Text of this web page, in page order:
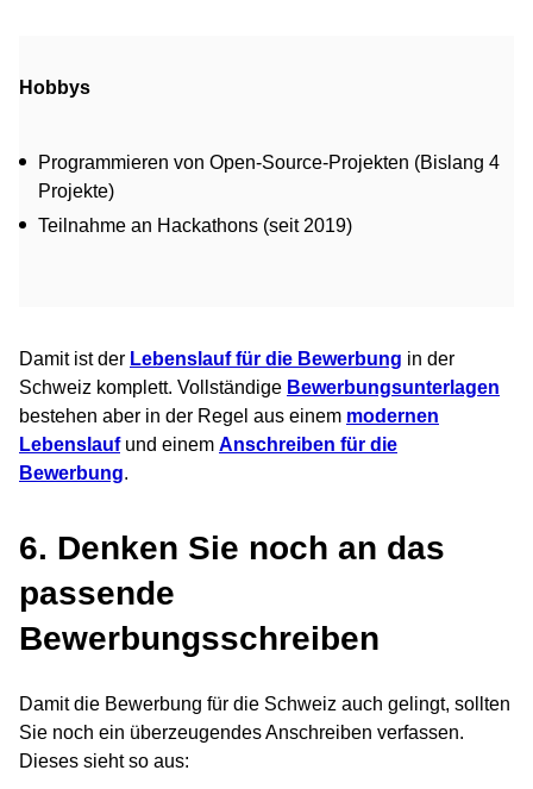
Hobbys
Programmieren von Open-Source-Projekten (Bislang 4
Projekte)
Teilnahme an Hackathons (seit 2019)
Damit ist der Lebenslauf für die Bewerbung in der
Schweiz komplett. Vollständige Bewerbungsunterlagen
bestehen aber in der Regel aus einem modernen
Lebenslaufund einem Anschreiben für die
Bewerbung.
6. Denken Sie noch an das
passende
Bewerbungsschreiben
Damit die Bewerbung für die Schweiz auch gelingt, sollten
Sie noch ein überzeugendes Anschreiben verfassen.
Dieses sieht so aus: